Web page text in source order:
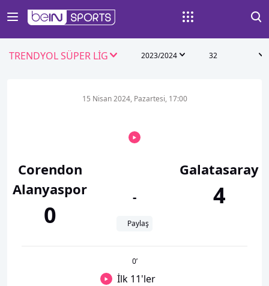
TRENDYOL SÜPER LİG 2023/2024 32
Corendon
Alanyaspor
0
15 Nisan 2024, Pazartesi, 17:00
-
Paylaş
Galatasaray
4
0’
İlk 11'ler